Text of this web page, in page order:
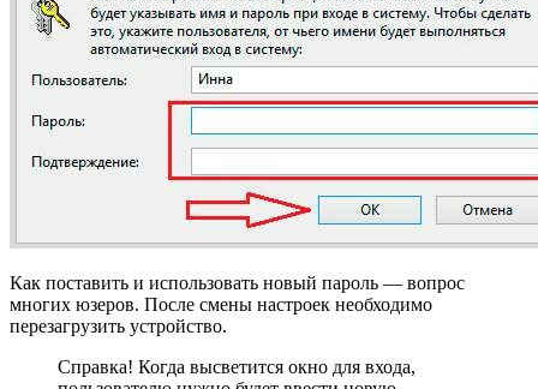
Как поставить и использовать новый пароль — вопрос
многих юзеров. После смены настроек необходимо
перезагрузить устройство.
Справка! Когда высветится окно для входа,